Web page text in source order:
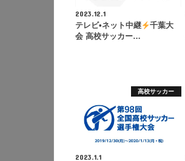
2023.12.1
テレビ•ネット中継
千葉大
会 高校サッカー…
高校サッカー
2023.1.1